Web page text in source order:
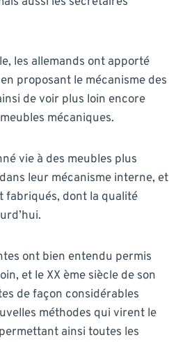
les allemands ont apporté
proposant le mécanisme des
de voir plus loin encore
mécaniques.
vie à des meubles plus
leur mécanisme interne, et
fabriqués, dont la qualité
ont bien entendu permis
et le XX ème siècle de son
de façon considérables
méthodes qui virent le
ainsi toutes les